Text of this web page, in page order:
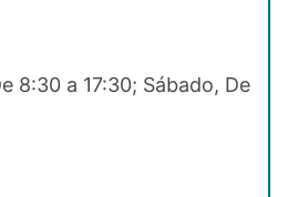
8:30 a 17:30; Sábado, De